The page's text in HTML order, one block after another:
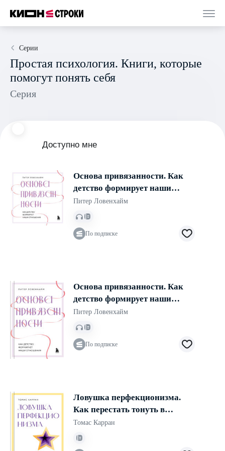
Серии
Простая психология. Книги, которые
помогут понять себя
Серия
Доступно мне
Основа привязанности. Как
детство формирует наши
отношения
Питер Ловенхайм
По подписке
Основа привязанности. Как
детство формирует наши
отношения
Питер Ловенхайм
По подписке
Ловушка перфекционизма.
Как перестать тонуть в
недовольстве собой, принять и
полюбить себя
Томас Карран